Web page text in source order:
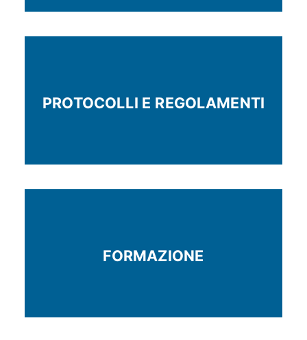
PROTOCOLLI E REGOLAMENTI
FORMAZIONE